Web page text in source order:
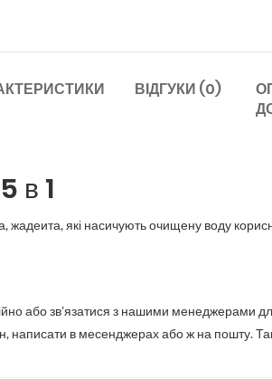
ВІДГУКИ (0)
в 1
жадеита, які насичують очищену воду
або зв'язатися з нашими менеджерами
в месенджерах або ж на пошту.